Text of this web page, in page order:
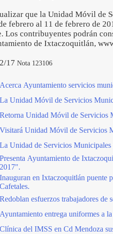
que la Unidad Móvil de
febrero al 11 de febrero de
Los contribuyentes podrán
de Ixtaczoquitlán,
17 Nota 123106
Acerca Ayuntamiento servicios
La Unidad Móvil de Servicios
Retorna Unidad Móvil de Servicios
Visitará Unidad Móvil de Servicios
La Unidad de Servicios
Presenta Ayuntamiento de
2017".
Inauguran en Ixtaczoquitlán puente
Cafetales.
Redoblan esfuerzos trabajadores
Ayuntamiento entrega uniformes a
Clínica del IMSS en Cd Mendoza